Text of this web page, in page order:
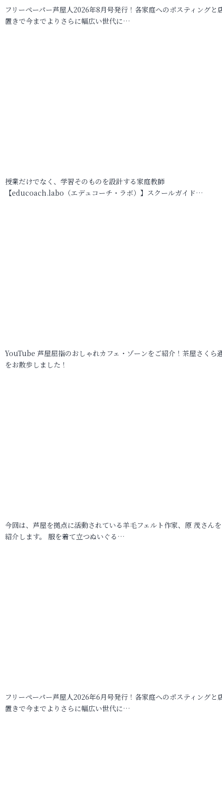
フリーペーパー芦屋人2026年8月号発行！各家庭へのポスティングと
置きで今までよりさらに幅広い世代に…
授業だけでなく、学習そのものを設計する家庭教師
【educoach.labo（エデュコーチ・ラボ）】スクールガイド…
YouTube 芦屋屈指のおしゃれカフェ・ゾーンをご紹介！茶屋さくら
をお散歩しました！
今回は、芦屋を拠点に活動されている羊毛フェルト作家、原 茂さん
紹介します。 服を着て立つぬいぐる…
フリーペーパー芦屋人2026年6月号発行！各家庭へのポスティングと
置きで今までよりさらに幅広い世代に…